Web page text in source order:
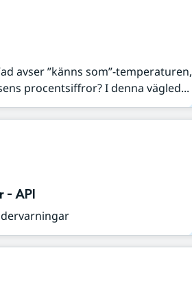
avser ”känns som”-temperaturen,
procentsiffror? I denna vägled...
- API